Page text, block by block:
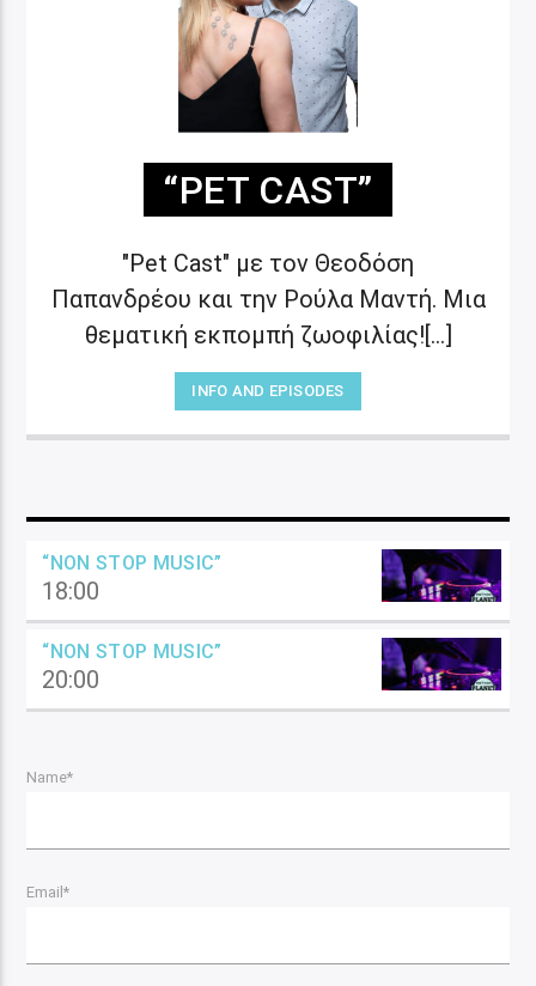
“PET CAST”
"Pet Cast" με τον Θεοδόση
Παπανδρέου και την Ρούλα Μαντή. Μια
θεματική εκπομπή ζωοφιλίας![...]
INFO AND EPISODES
“NON STOP MUSIC”
18:00
“NON STOP MUSIC”
20:00
Name*
Email*